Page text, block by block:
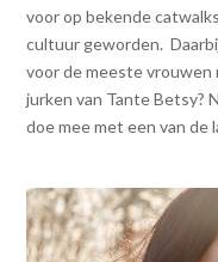
voor op bekende
cultuur geworden.
voor de meeste vrouwen
jurken van Tante Betsy?
doe mee met een van